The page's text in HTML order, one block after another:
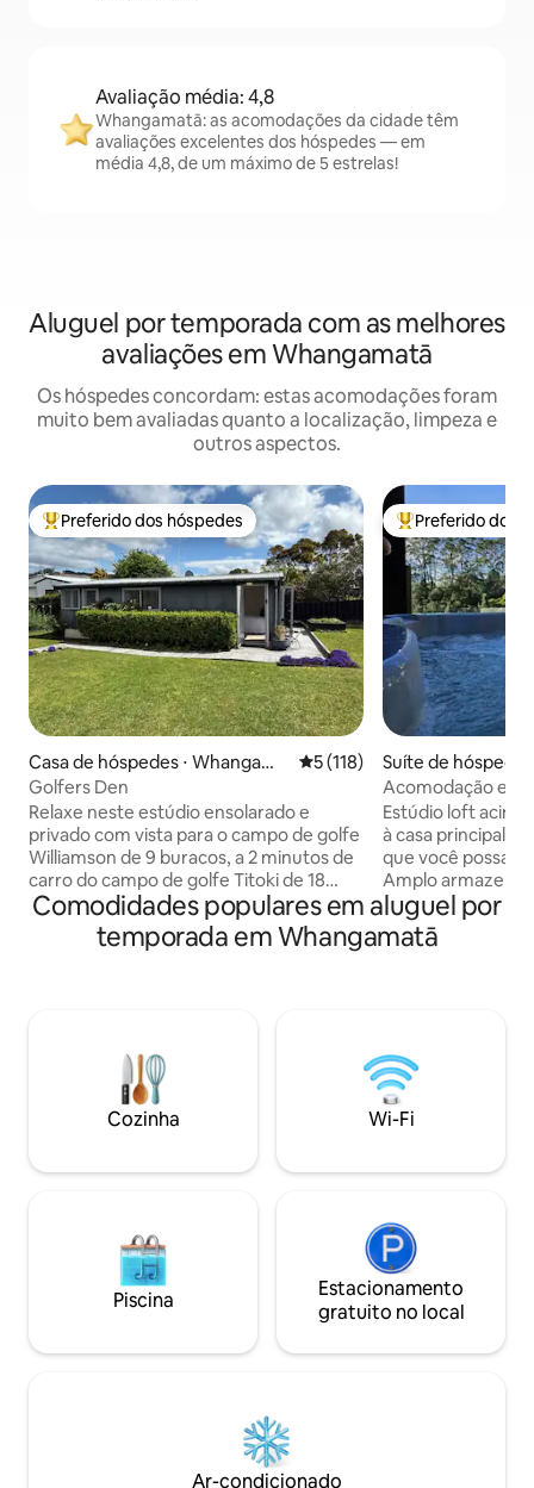
Avaliação média: 4,8
Whangamatā: as acomodações da cidade têm
avaliações excelentes dos hóspedes — em
média 4,8, de um máximo de 5 estrelas!
Aluguel por temporada com as melhores
avaliações em Whangamatā
Os hóspedes concordam: estas acomodações foram
muito bem avaliadas quanto a localização, limpeza e
outros aspectos.
Entre os melhores preferidos dos hóspedes
Preferido dos hóspedes
Casa de hóspedes ⋅ Whangama
tā
5 de uma avaliação média de
5 (118)
Golfers Den
Relaxe neste estúdio ensolarado e
privado com vista para o campo de golfe
Williamson de 9 buracos, a 2 minutos de
carro do campo de golfe Titoki de 18
buracos. A apenas 10 minutos a pé da
praia de Whangamata e a 15 minutos da
cidade, é o local perfeito para relaxar.
completo e banheiro privativo. Desfrute
de vista para o jardim, estacionamento
gratuito fora da rua e check-in
autônomo seguro. Tranquilo, seguro e
casais com 12 anos ou adolescentes.
Entre os
Preferido dos
Suíte de
amatā
Acomodação em
com spa
Estúdio loft
à casa principal.
que você possa ir
Amplo
pertences.
Privado em uma
uma vista
multiuso apenas
manhã inicial,
da rua, roupa de
fornecidas. Localizado a 5 minutos de
Comodidades populares em aluguel por
temporada em Whangamatā
Cozinha Wi-Fi
Piscina
Estacionamento
gratuito no local
Ar-condicionado